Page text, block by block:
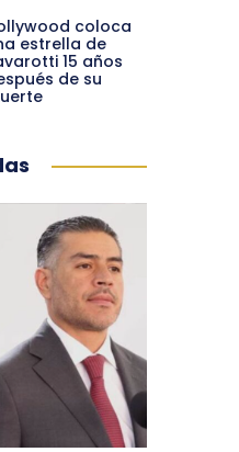
coloca
estrella de
15 años
de su